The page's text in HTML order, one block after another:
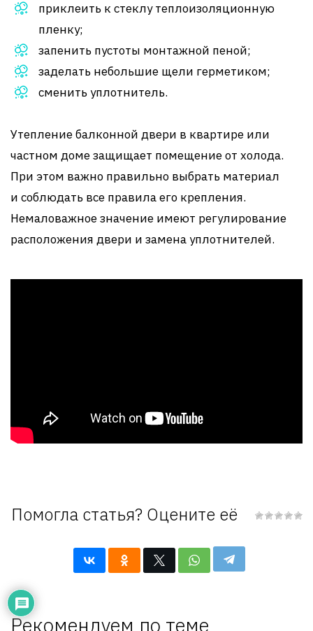
приклеить к стеклу теплоизоляционную
пленку;
запенить пустоты монтажной пеной;
заделать небольшие щели герметиком;
сменить уплотнитель.
Утепление балконной двери в квартире или
частном доме защищает помещение от холода.
При этом важно правильно выбрать материал
и соблюдать все правила его крепления.
Немаловажное значение имеют регулирование
расположения двери и замена уплотнителей.
Помогла статья? Оцените её
Рекомендуем по теме